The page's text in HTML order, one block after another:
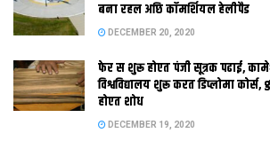
अगिला आदेश तक स्थगित करि देल अछि।
Tags: university
बना रहल अछि कॉमर्शियल हेलीपैड
DECEMBER 20, 2020
फेर स शुरू होएत पंजी सूत्रक पढाई,
विश्वविद्यालय शुरू करत डिप्लोमा
होएत शोध
DECEMBER 19, 2020